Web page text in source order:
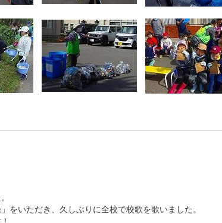
をいただき、久しぶりに全校で校歌を歌いました。